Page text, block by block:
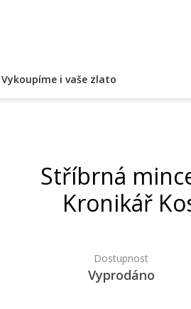
Vykoupíme i vaše zlato
Stříbrná
Kronikář
Dostupnost
Vyprodáno